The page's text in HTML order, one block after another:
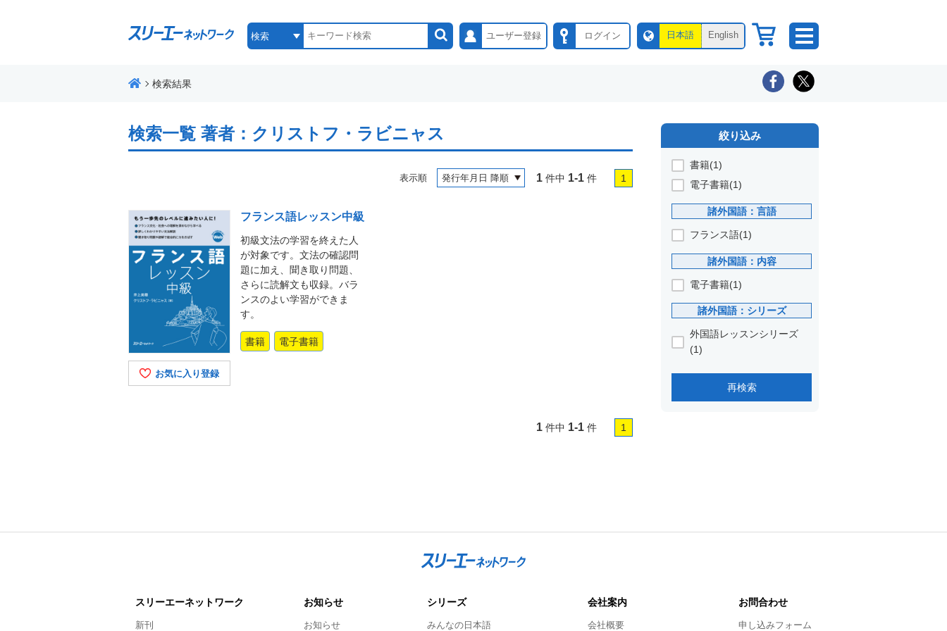
ユーザー登録 ログイン 日本語 English
検索結果
検索一覧 著者：クリストフ・ラビニャス
表示順 1 件中 1-1 件 1
お気に入り登録
フランス語レッスン中級
初級文法の学習を終えた人
が対象です。文法の確認問
題に加え、聞き取り問題、
さらに読解文も収録。バラ
ンスのよい学習ができま
す。
書籍 電子書籍
1 件中 1-1 件 1
絞り込み
書籍(1)
電子書籍(1)
諸外国語：言語
フランス語(1)
諸外国語：内容
電子書籍(1)
諸外国語：シリーズ
外国語レッスンシリーズ
(1)
スリーエーネットワーク
新刊
お知らせ
お知らせ
シリーズ
みんなの日本語
会社案内
会社概要
お問合わせ
申し込みフォーム